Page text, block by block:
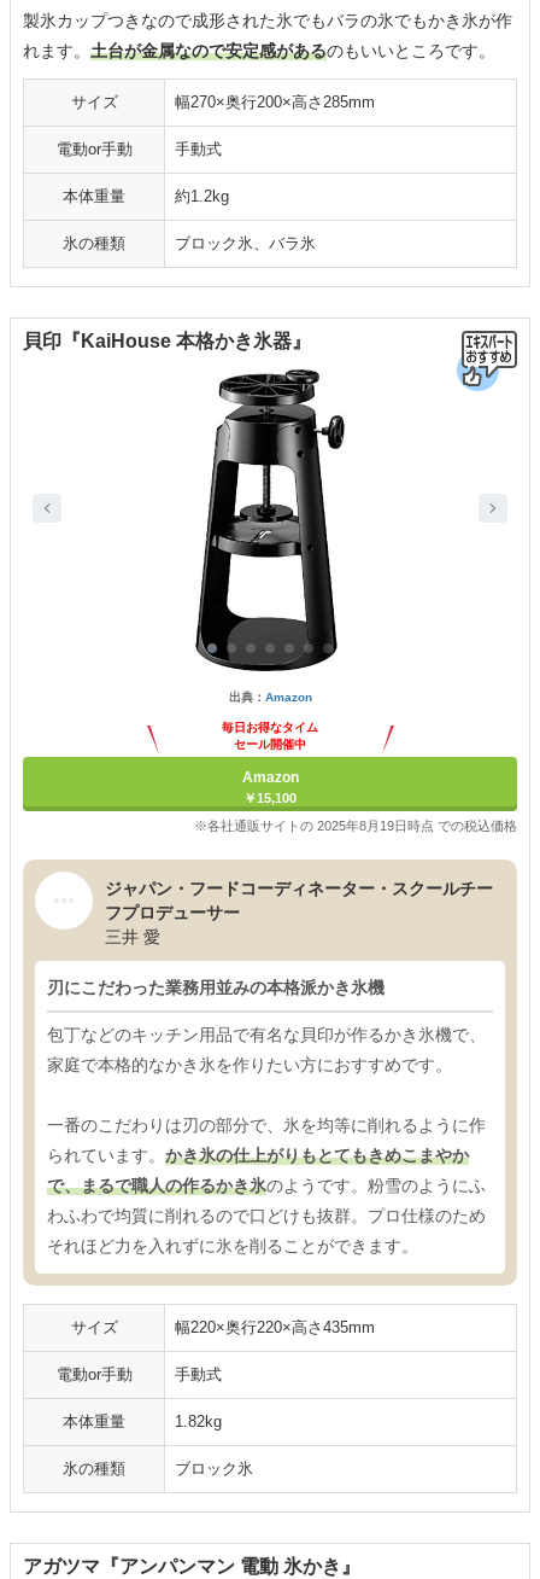
製氷カップつきなので成形された氷でもバラの氷でもかき氷が作
れます。 土台が金属なので安定感があるのもいいところです。
サイズ 幅270×奥行200×高さ285mm
電動or手動 手動式
本体重量 約1.2kg
氷の種類 ブロック氷、バラ氷
貝印『KaiHouse 本格かき氷器』
出典： Amazon
毎日お得なタイム
セール開催中
Amazon
￥15,100
※各社通販サイトの 2025年8月19日時点 での税込価格
ジャパン・フードコーディネーター・スクールチー
フプロデューサー
三井 愛
刃にこだわった業務用並みの本格派かき氷機
包丁などのキッチン用品で有名な貝印が作るかき氷機で、
家庭で本格的なかき氷を作りたい方におすすめです。
一番のこだわりは刃の部分で、氷を均等に削れるように作
られています。 かき氷の仕上がりもとてもきめこまやか
で、まるで職人の作るかき氷のようです。粉雪のようにふ
わふわで均質に削れるので口どけも抜群。プロ仕様のため
それほど力を入れずに氷を削ることができます。
サイズ 幅220×奥行220×高さ435mm
電動or手動 手動式
本体重量 1.82kg
氷の種類 ブロック氷
アガツマ『アンパンマン 電動 氷かき』